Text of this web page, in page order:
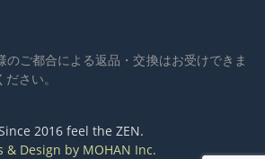
のご都合による返品・交換はお受けできま
さい。
2016 feel the ZEN.
& Design by MOHAN Inc.